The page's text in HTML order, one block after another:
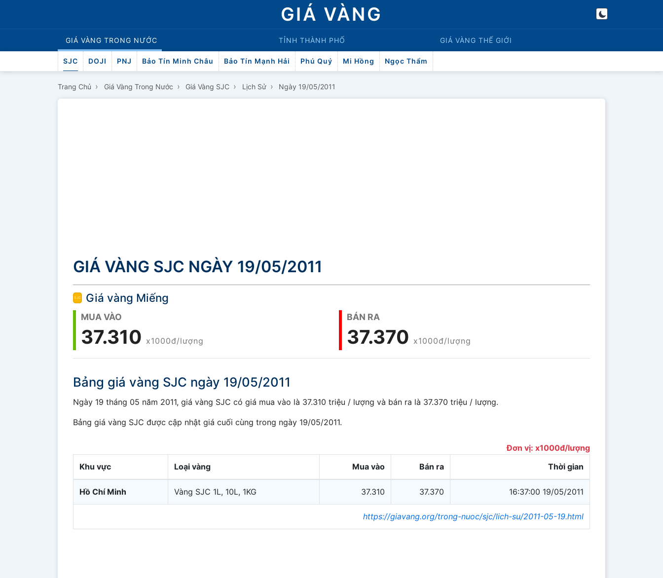
GIÁ VÀNG
GIÁ VÀNG TRONG NƯỚC TỈNH THÀNH PHỐ GIÁ VÀNG THẾ GIỚI
SJC DOJI PNJ Bảo Tín Minh Châu Bảo Tín Mạnh Hải Phú Quý Mi Hồng Ngọc Thẩm
Trang Chủ › Giá Vàng Trong Nước › Giá Vàng SJC › Lịch Sử› Ngày 19/05/2011
GIÁ VÀNG SJC NGÀY 19/05/2011
Giá vàng Miếng
MUA VÀO
37.310 x1000đ/lượng
BÁN RA
37.370 x1000đ/lượng
Bảng giá vàng SJC ngày 19/05/2011
Ngày 19 tháng 05 năm 2011, giá vàng SJC có giá mua vào là 37.310 triệu / lượng và bán ra là 37.370 triệu / lượng.
Bảng giá vàng SJC được cập nhật giá cuối cùng trong ngày 19/05/2011.
Đơn vị: x1000đ/lượng
Khu vực
Loại vàng Mua vào Bán ra Thời gian
Hồ Chí Minh Vàng SJC 1L, 10L, 1KG 37.310 37.370 16:37:00 19/05/2011
https://giavang.org/trong-nuoc/sjc/lich-su/2011-05-19.html